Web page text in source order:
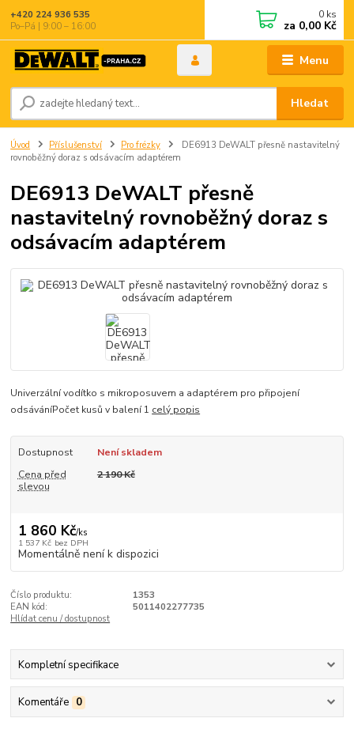
Menu
Hledat
+420 224 936 535
Po–Pá | 9:00 – 16:00
0 ks
za 0,00 Kč
Úvod Příslušenství Pro frézky
DE6913 DeWALT přesně nastavitelný
rovnoběžný doraz s odsávacím adaptérem
DE6913 DeWALT přesně
nastavitelný rovnoběžný doraz s
odsávacím adaptérem
Univerzální vodítko s mikroposuvem a adaptérem pro připojení
odsáváníPočet kusů v balení 1 celý popis
Dostupnost
Není skladem
Cena před
slevou
2 190 Kč
1 860 Kč/ks
1 537 Kč bez DPH
Momentálně není k dispozici
Číslo produktu:
1353
EAN kód:
5011402277735
Hlídat cenu / dostupnost
Kompletní specifikace
Komentáře 0